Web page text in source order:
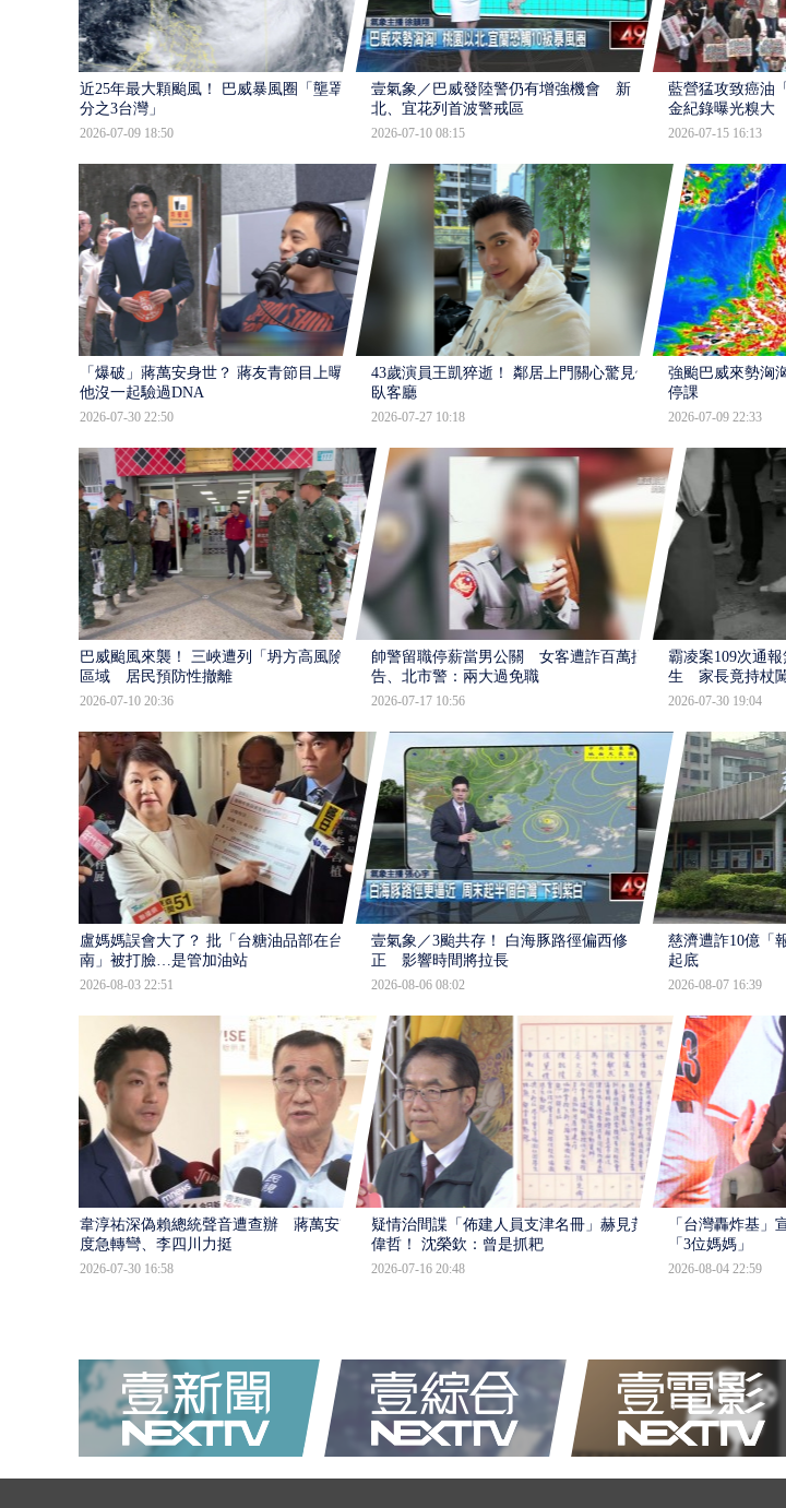
近25年最大顆颱風！ 巴威暴風圈「壟罩4
分之3台灣」
2026-07-09 18:50
壹氣象／巴威發陸警仍有增強機會 新
北、宜花列首波警戒區
2026-07-10 08:15
藍營猛攻致癌油
金紀錄曝光糗大
2026-07-15 16:13
「爆破」蔣萬安身世？ 蔣友青節目上曝：
他沒一起驗過DNA
2026-07-30 22:50
43歲演員王凱猝逝！ 鄰居上門關心驚見倒
臥客廳
2026-07-27 10:18
強颱巴威來勢洶
停課
2026-07-09 22:33
巴威颱風來襲！ 三峽遭列「坍方高風險」
區域 居民預防性撤離
2026-07-10 20:36
帥警留職停薪當男公關 女客遭詐百萬提
告、北市警：兩大過免職
2026-07-17 10:56
霸凌案109次通
生 家長竟持杖
2026-07-30 19:04
盧媽媽誤會大了？ 批「台糖油品部在台
南」被打臉…是管加油站
2026-08-03 22:51
壹氣象／3颱共存！ 白海豚路徑偏西修
正 影響時間將拉長
2026-08-06 08:02
慈濟遭詐10億「
起底
2026-08-07 16:39
韋淳祐深偽賴總統聲音遭查辦 蔣萬安態
度急轉彎、李四川力挺
2026-07-30 16:58
疑情治間諜「佈建人員支津名冊」赫見黃
偉哲！ 沈榮欽：曾是抓耙
2026-07-16 20:48
「台灣轟炸基」
「3位媽媽」
2026-08-04 22:59